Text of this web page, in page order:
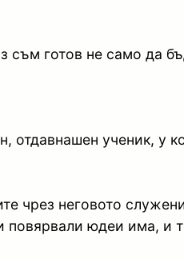
съм готов не само да
отдавнашен ученик, у
чрез неговото
повярвали юдеи има, и